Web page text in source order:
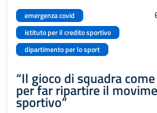
emergenza covid
istituto per il credito sportivo
dipartimento per lo sport
“Il gioco di squadra
per far ripartire il
sportivo”